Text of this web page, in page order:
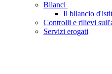
Bilanci
Il bilancio
Controlli e rilievi
Servizi erogati